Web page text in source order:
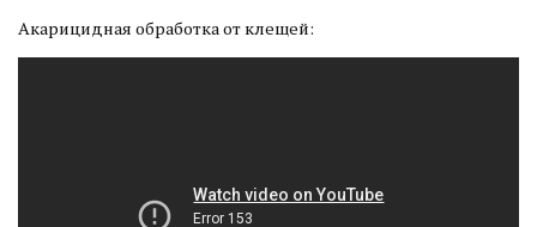
Акарицидная обработка от клещей: